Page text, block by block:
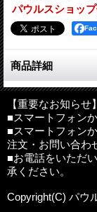
パウルスショッ
商品詳細
「きのうの よる
ふりました。」と
る雪のように淡々
深く、祈りをこめ
絵本です。
作・絵：荒井良二
サイズ：
【重要なお知らせ】
■スマートフォン
■スマートフォン
注文・お問い合わ
■お電話をいただ
承ください。
Copyright(C) パウ